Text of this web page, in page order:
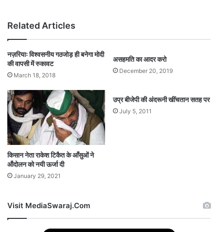
Related Articles
नज़रियाः विश्वसनीय गठजोड़ ही बनेगा मोदी
की वापसी में रुकावट
March 18, 2018
असहमति का आदर करो
December 20, 2019
किसान नेता राकेश टिकैत के आँसुओं ने
ऑंदोलन को नयी ऊर्जा दी
January 29, 2021
उप्र बीजेपी की अंदरूनी खींचतान सतह पर
July 5, 2011
Visit MediaSwaraj.Com